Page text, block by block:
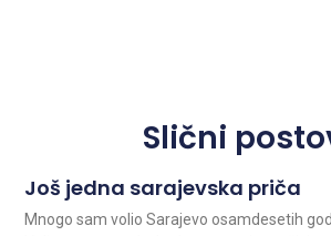
Slični
Još jedna sarajevska priča
Mnogo sam volio Sarajevo osamdesetih